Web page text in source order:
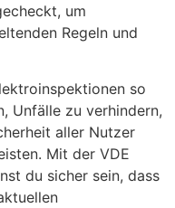
um
Regeln und
so
Unfälle zu verhindern,
aller Nutzer
Mit der VDE
du sicher sein, dass